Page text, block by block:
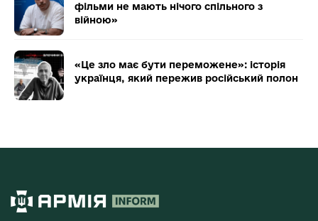
фільми не мають нічого спільного з
війною»
«Це зло має бути переможене»: історія
українця, який пережив російський полон